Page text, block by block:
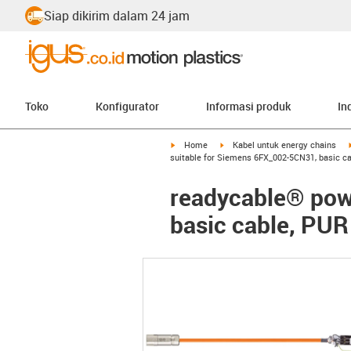
Siap dikirim dalam 24 jam
Toko Konfigurator Informasi produk
igus-icon-arrow-right
Home igus-icon-arrow-right
Kabel untuk energy chains
suitable for Siemens 6FX_002-5CN31, basic
readycable®
basic cable,